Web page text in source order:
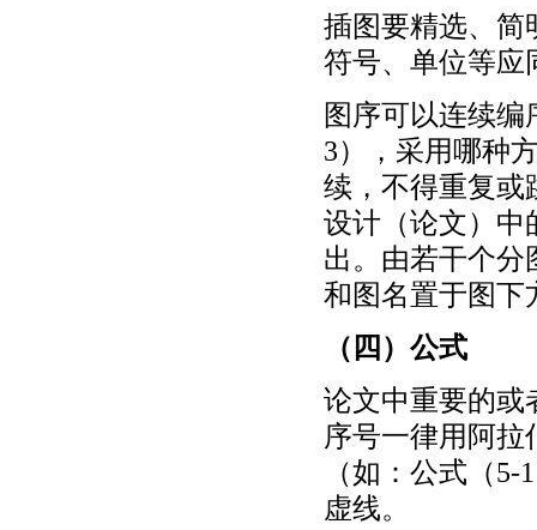
插图要精选、简
符号、单位等应
图序可以连续编
3），采用哪种
续，不得重复或
设计（论文）中
出。由若干个
和图名置于图下
（四）公式
论文中重要的或
序号一律用阿拉
（如：公式（
虚线。